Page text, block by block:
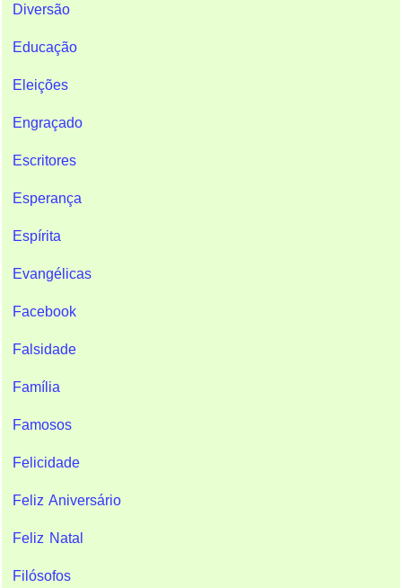
Diversão
Educação
Eleições
Engraçado
Escritores
Esperança
Espírita
Evangélicas
Facebook
Falsidade
Família
Famosos
Felicidade
Feliz Aniversário
Feliz Natal
Filósofos